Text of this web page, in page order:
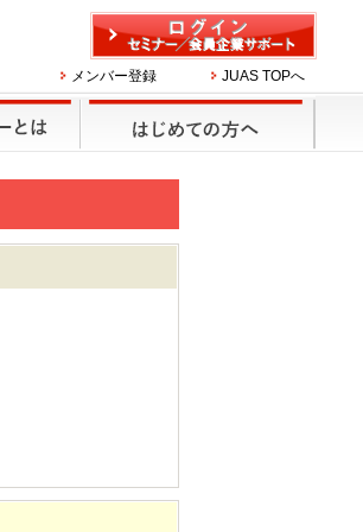
メンバー登録 JUAS TOPへ